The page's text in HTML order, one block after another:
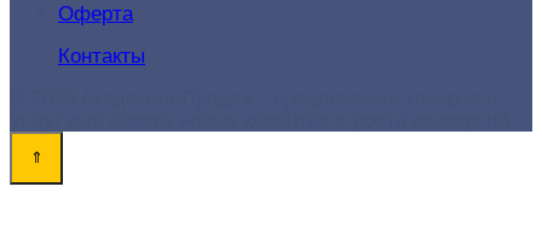
Оферта
Контакты